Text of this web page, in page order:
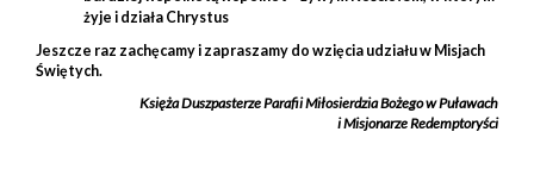
żyje i działa Chrystus
Jeszcze raz zachęcamy i zapraszamy do wzięcia udziału w Misjach
Świętych.
Księża Duszpasterze Parafii Miłosierdzia Bożego w Puławach
i Misjonarze Redemptoryści